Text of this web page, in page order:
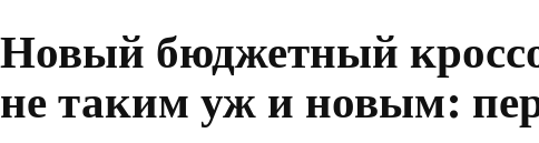
Новый бюджетный
не таким уж и новым: